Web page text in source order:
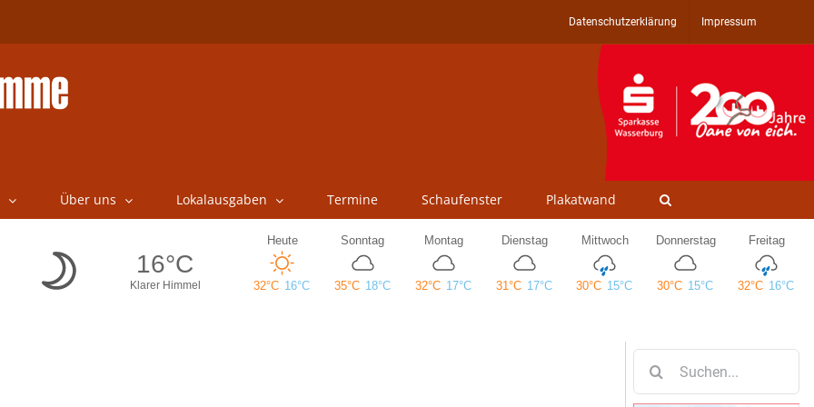
Datenschutzerklärung Impressum
Über uns Lokalausgaben Termine Schaufenster Plakatwand
nach: